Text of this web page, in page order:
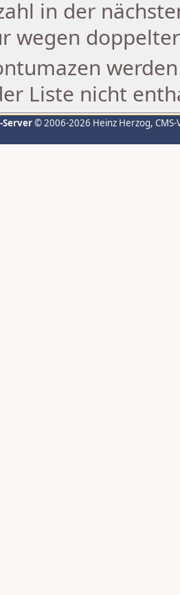
in der
wegen
Liste nicht
Server© 2006-2026 Heinz Herzog,